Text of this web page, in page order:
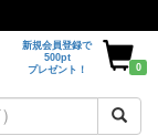
新規会員登録で
500pt
プレゼント！
0